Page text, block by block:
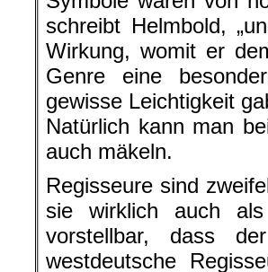
schreibt Helmbold,
Wirkung, womit er
Genre eine
gewisse Leichtigkeit
Natürlich kann man
auch mäkeln.
Regisseure sind
sie wirklich auch
vorstellbar, dass
westdeutsche